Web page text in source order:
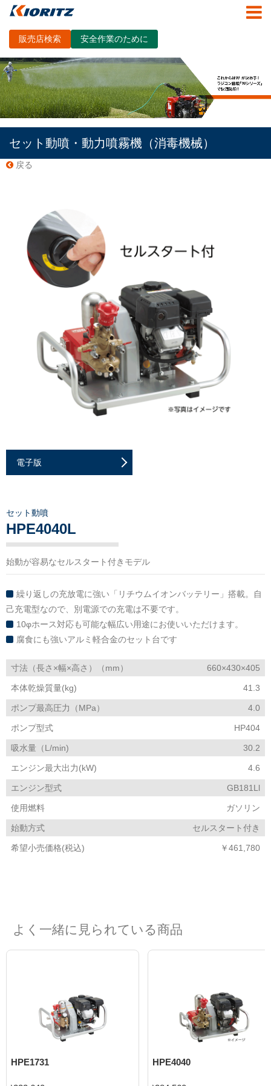
販売店検索 安全作業のために
セット動噴・動力噴霧機（消毒機械）
戻る
電子版
セット動噴
HPE4040L
始動が容易なセルスタート付きモデル
繰り返しの充放電に強い「リチウムイオンバッテリー」搭載。自
己充電型なので、別電源での充電は不要です。
10φホース対応も可能な幅広い用途にお使いいただけます。
腐食にも強いアルミ軽合金のセット台です
寸法（長さ×幅×高さ）（mm） 660×430×405
本体乾燥質量(kg) 41.3
ポンプ最高圧力（MPa） 4.0
ポンプ型式 HP404
吸水量（L/min) 30.2
エンジン最大出力(kW) 4.6
エンジン型式 GB181Ll
使用燃料 ガソリン
始動方式 セルスタート付き
希望小売価格(税込) ￥461,780
よく一緒に見られている商品
HPE1731 HPE4040